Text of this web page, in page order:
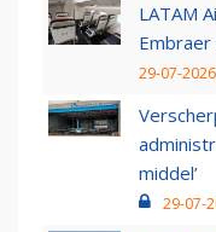
LATAM
Embraer
29-07-
middel’
29-07-